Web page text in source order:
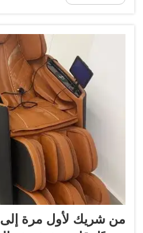
البيع. ولكن ما هي الخدمات ما